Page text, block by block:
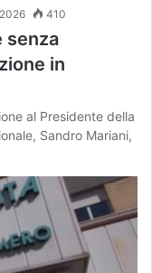
410
senza
in
al Presidente della
Sandro Mariani,